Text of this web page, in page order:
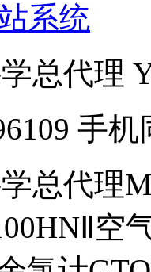
系统
总代理
手机
总代理
空